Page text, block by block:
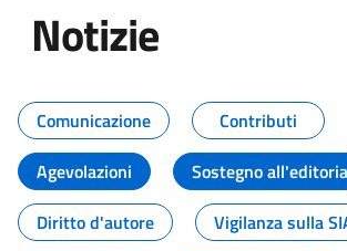
Notizie
Tutti i contenuti della
Comunicazione
Contributi
Agevolazioni
Sostegno all'editoria
Diritto d'autore
Vigilanza sulla